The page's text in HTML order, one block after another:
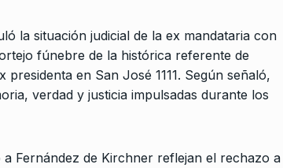
la situación judicial de la ex mandataria con
fúnebre de la histórica referente de
en San José 1111. Según señaló,
verdad y justicia impulsadas durante los
Fernández de Kirchner reflejan el rechazo a